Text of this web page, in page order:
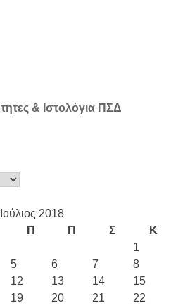
& Ιστολόγια ΠΣΔ
Ιούλιος 2018
Π Π Σ
Κ
1
5 6 7
8
12 13 14
15
19 20 21
22